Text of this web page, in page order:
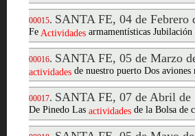
00015. SANTA FE, 04 de Febrero
Fe Actividades armamentísticas
00016. SANTA FE, 05 de Marzo
actividades de nuestro puerto Dos
00017. SANTA FE, 07 de Abril de
De Pinedo Las actividades de la Bolsa de